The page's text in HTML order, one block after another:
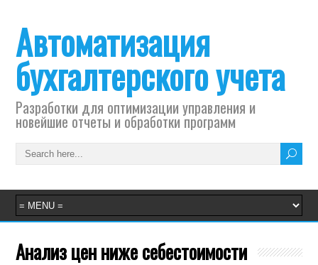
Автоматизация
бухгалтерского учета
Разработки для оптимизации управления и
новейшие отчеты и обработки программ
Анализ цен ниже себестоимости